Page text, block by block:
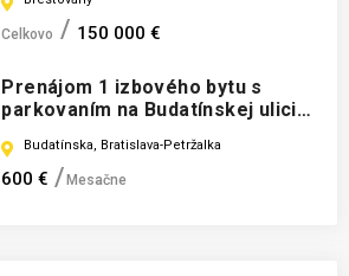
Celkovo 150 000 €
Prenájom 1 izbového bytu s
parkovaním na Budatínskej ulici v
Budatínska, Bratislava-Petržalka
600 € Mesačne